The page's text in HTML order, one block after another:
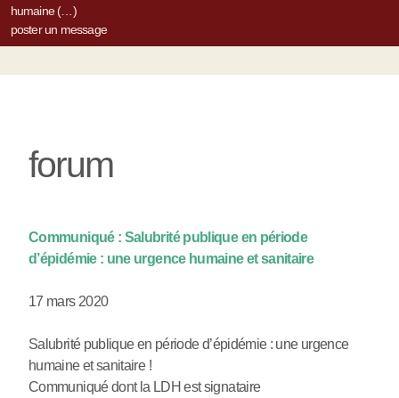
humaine (…)
poster un message
forum
Communiqué : Salubrité publique en période
d’épidémie : une urgence humaine et sanitaire
17 mars 2020
Salubrité publique en période d’épidémie : une urgence
humaine et sanitaire !
Communiqué dont la LDH est signataire